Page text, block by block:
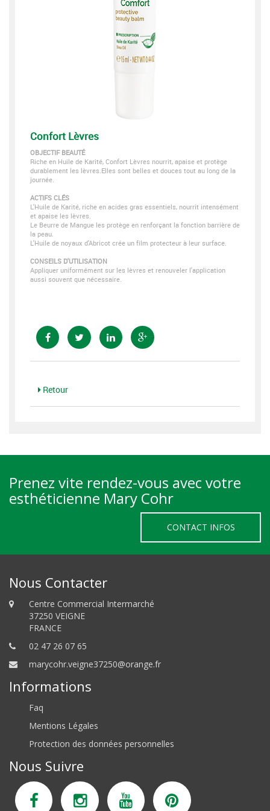
Confort Lèvres
OBJECTIF BEAUTÉ
Riche en Huile de Karité, Confort Lèvres nourrit, apaise et protège
durablement les lèvres.Elles sont belles et douces tout au long de la
journée.
ACTIFS CLÉS
L'Huile de Karité, riche en acides gras essentiels, nourrit intensément
et apaise les lèvres.
Le Beurre de Mangue les protège en renforçant la fonction barrière de
la peau.
L'Huile de noyaux d'Abricot crée un film protecteur à leur surface.
CONSEILS D'UTILISATION
Appliquer uniformément sur les lèvres et renouveler l'application
aussi souvent que nécessaire.
Retour
Prenez vite rendez-vous avec votre
esthéticienne Mary Cohr
CONTACT INFOS
Nous Contacter
Centre Commercial Intermarché
37250 VEIGNE
FRANCE
02 47 26 07 65
marycohr.veigne37250@orange.fr
Informations
Faq
Mentions Légales
Protection des données personnelles
Nous Suivre